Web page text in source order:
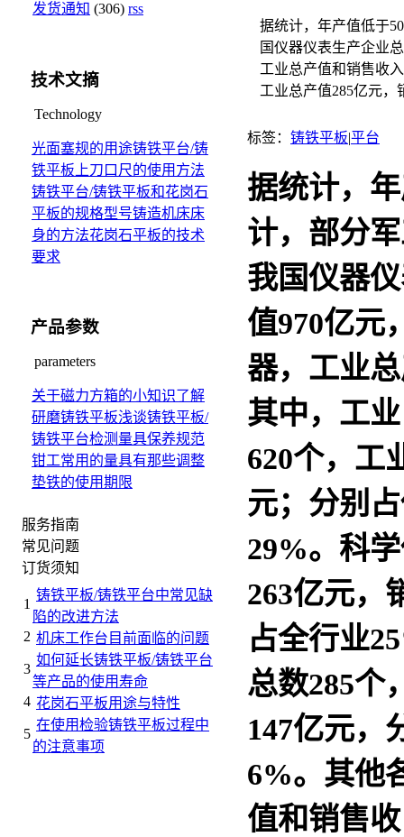
发货通知 (306) rss
技术文摘
Technology
光面塞规的用途铸铁平台/铸
铁平板上刀口尺的使用方法
铸铁平台/铸铁平板和花岗石
平板的规格型号铸造机床床
身的方法花岗石平板的技术
要求
产品参数
parameters
关于磁力方箱的小知识了解
研磨铸铁平板浅谈铸铁平板/
铸铁平台检测量具保养规范
钳工常用的量具有那些调整
垫铁的使用期限
服务指南
常见问题
订货须知
1
铸铁平板/铸铁平台中常见缺
陷的改进方法
2 机床工作台目前面临的问题
3
如何延长铸铁平板/铸铁平台
等产品的使用寿命
4 花岗石平板用途与特性
5
在使用检验铸铁平板过程中
的注意事项
据统计，年产值低于
国仪器仪表生产企业
工业总产值和销售收
工业总产值285亿元，
标签： 铸铁平板|平台
据统计，
计，部分
我国仪器
值970亿元
器，工业
其中，工
620个，工
元；分别
29%。科
263亿元，
占全行业
总数285个
147亿元，
6%。其他
值和销售